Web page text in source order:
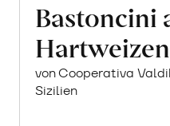
Bastoncini
Hartweizen
von Cooperativa
Sizilien